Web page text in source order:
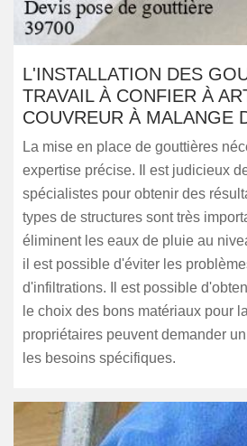
L'INSTALLATION DES
TRAVAIL À CONFIER À
COUVREUR À MALANGE
La mise en place de gouttières
expertise précise. Il est judicieux
spécialistes pour obtenir des
types de structures sont très
éliminent les eaux de pluie au
il est possible d'éviter les
d'infiltrations. Il est possible
le choix des bons matériaux pour
propriétaires peuvent demander
les besoins spécifiques.